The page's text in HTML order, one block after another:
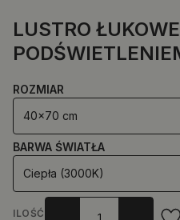
LUSTRO
ROZMIAR
40x70 cm
BARWA ŚWIATŁA
Ciepła (3000K)
ILOŚĆ